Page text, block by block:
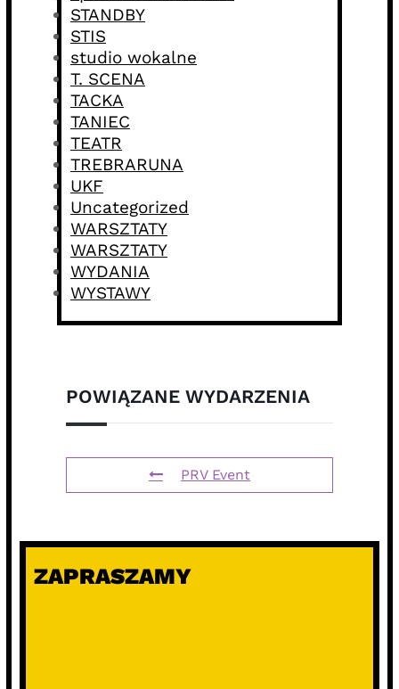
STANDBY
STIS
studio wokalne
T. SCENA
TACKA
TANIEC
TEATR
TREBRARUNA
UKF
Uncategorized
WARSZTATY
WARSZTATY
WYDANIA
WYSTAWY
POWIĄZANE WYDARZENIA
PRV Event
ZAPRASZAMY